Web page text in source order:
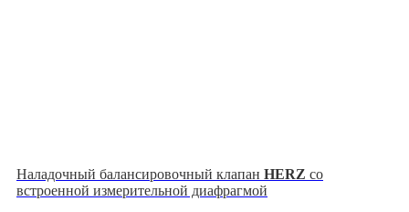
Наладочный балансировочный клапан HERZ со
встроенной измерительной диафрагмой